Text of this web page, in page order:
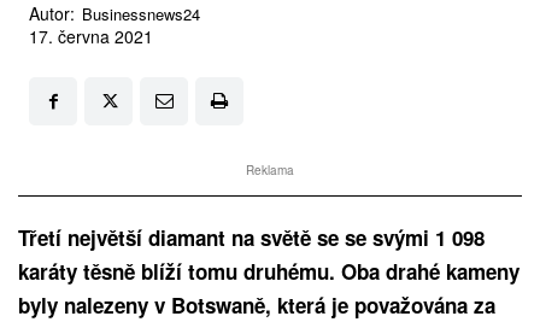
Autor: Businessnews24
17. června 2021
Reklama
Třetí největší diamant na světě se se svými 1 098
karáty těsně blíží tomu druhému. Oba drahé kameny
byly nalezeny v Botswaně, která je považována za